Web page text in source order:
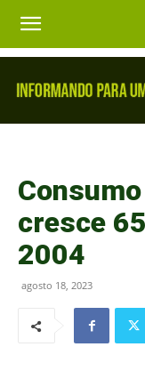
cresce
2004
agosto 18, 2023